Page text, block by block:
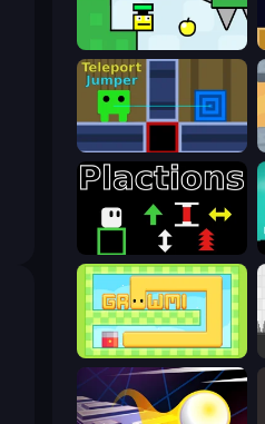
Teleport Jumper
Plactions
Growmi